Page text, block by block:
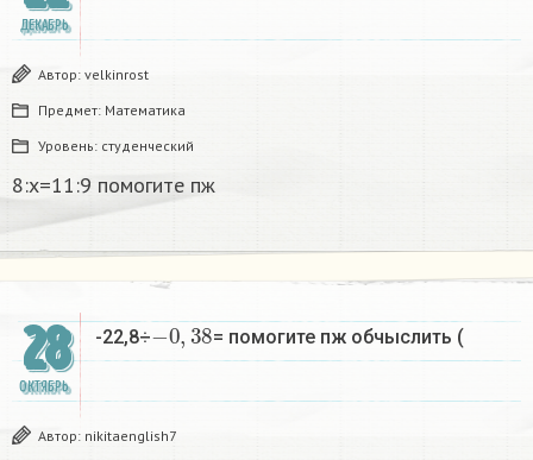
ДЕКАБРЬ
Автор: velkinrost
Предмет: Математика
Уровень: студенческий
8:х=11:9 помогите пж
28
ОКТЯБРЬ
-22,8÷
−0,38
= помогите пж обчыслить (
Автор: nikitaenglish7